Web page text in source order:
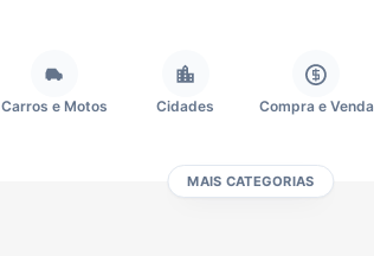
Carros e Motos Cidades Compra e Venda
MAIS CATEGORIAS